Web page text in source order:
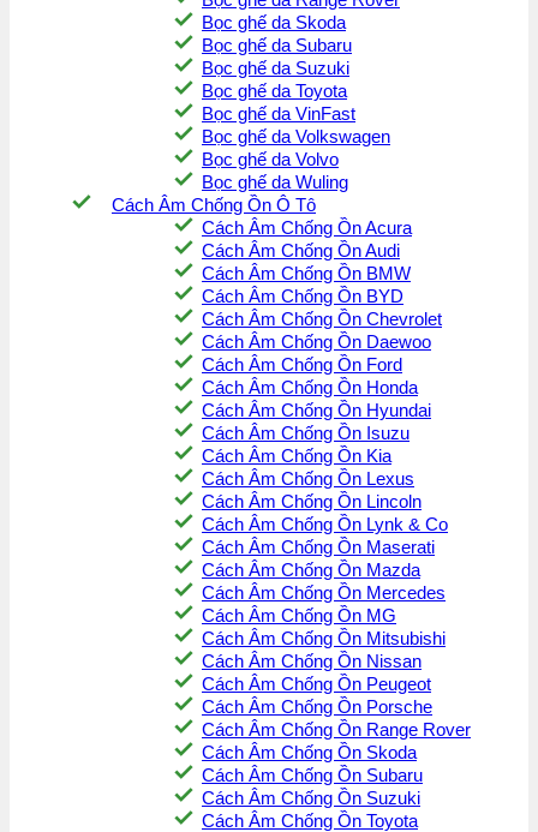
Bọc ghế da Skoda
Bọc ghế da Subaru
Bọc ghế da Suzuki
Bọc ghế da Toyota
Bọc ghế da VinFast
Bọc ghế da Volkswagen
Bọc ghế da Volvo
Bọc ghế da Wuling
Cách Âm Chống Ồn Ô Tô
Cách Âm Chống Ồn Acura
Cách Âm Chống Ồn Audi
Cách Âm Chống Ồn BMW
Cách Âm Chống Ồn BYD
Cách Âm Chống Ồn Chevrolet
Cách Âm Chống Ồn Daewoo
Cách Âm Chống Ồn Ford
Cách Âm Chống Ồn Honda
Cách Âm Chống Ồn Hyundai
Cách Âm Chống Ồn Isuzu
Cách Âm Chống Ồn Kia
Cách Âm Chống Ồn Lexus
Cách Âm Chống Ồn Lincoln
Cách Âm Chống Ồn Lynk & Co
Cách Âm Chống Ồn Maserati
Cách Âm Chống Ồn Mazda
Cách Âm Chống Ồn Mercedes
Cách Âm Chống Ồn MG
Cách Âm Chống Ồn Mitsubishi
Cách Âm Chống Ồn Nissan
Cách Âm Chống Ồn Peugeot
Cách Âm Chống Ồn Porsche
Cách Âm Chống Ồn Range Rover
Cách Âm Chống Ồn Skoda
Cách Âm Chống Ồn Subaru
Cách Âm Chống Ồn Suzuki
Cách Âm Chống Ồn Toyota